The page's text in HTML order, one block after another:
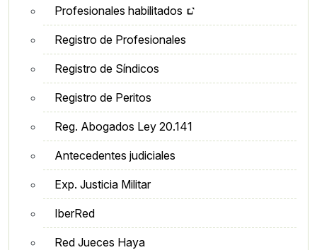
Profesionales habilitados
Registro de Profesionales
Registro de Síndicos
Registro de Peritos
Reg. Abogados Ley 20.141
Antecedentes judiciales
Exp. Justicia Militar
IberRed
Red Jueces Haya